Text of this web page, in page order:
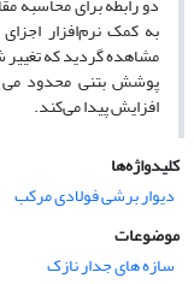
مشاهده گردید که
پوشش بتنی محدود می
افزایش پیدا می‌کند.
کلیدواژه‌ها
دیوار برشی فولادی مرکب
موضوعات
سازه های جدار نازک